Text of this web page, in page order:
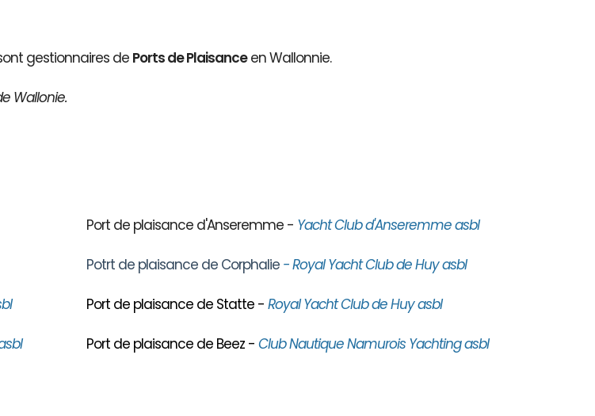
gestionnaires de Ports de Plaisanceen Wallonnie.
Wallonie.
Port de plaisance d'Anseremme - Yacht Club d'Anseremme asbl
Potrt de plaisance de Corphalie - Royal Yacht Club de Huy asbl
Port de plaisance de Statte - Royal Yacht Club de Huy asbl
Port de plaisance de Beez - Club Nautique Namurois Yachting asbl